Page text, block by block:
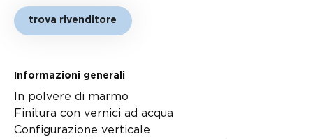
trova rivenditore
Informazioni generali
In polvere di marmo
Finitura con vernici ad acqua
Configurazione verticale